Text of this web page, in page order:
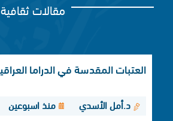
مقالات ثقافية
العتبات المقدسة في الدراما العراقية
د.أمل الأسدي
منذ اسبوعين